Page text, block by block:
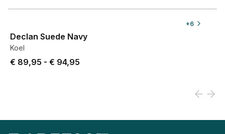
+6
Declan Suede Navy
Koel
Price from € 89,95 to € 94,95.
€ 89,95 - € 94,95